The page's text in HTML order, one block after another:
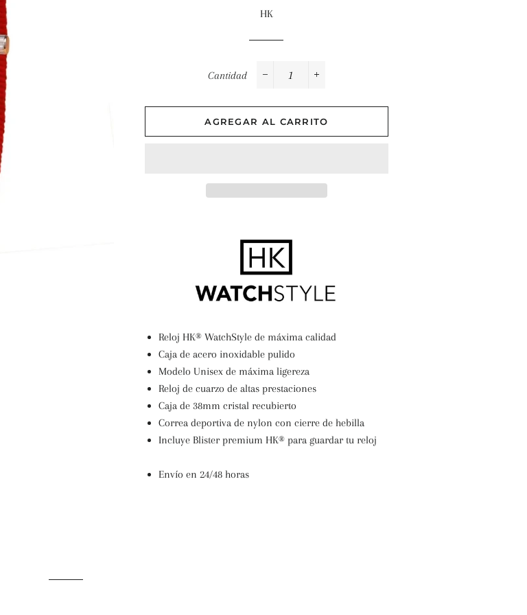
oferta
HK
Cantidad
AGREGAR AL CARRITO
Reloj HK® WatchStyle de máxima calidad
Caja de acero inoxidable pulido
Modelo Unisex de máxima ligereza
Reloj de cuarzo de altas prestaciones
Caja de 38mm cristal recubierto
Correa deportiva de nylon con cierre de hebilla
Incluye Blister premium HK® para guardar tu reloj
Envío en 24/48 horas